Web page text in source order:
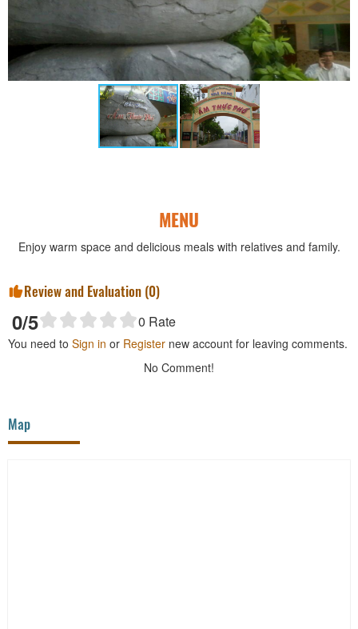
MENU
Enjoy warm space and delicious meals with relatives and family.
Review and Evaluation (0)
0/5 0 Rate
You need to Sign in or Register new account for leaving comments.
No Comment!
Map